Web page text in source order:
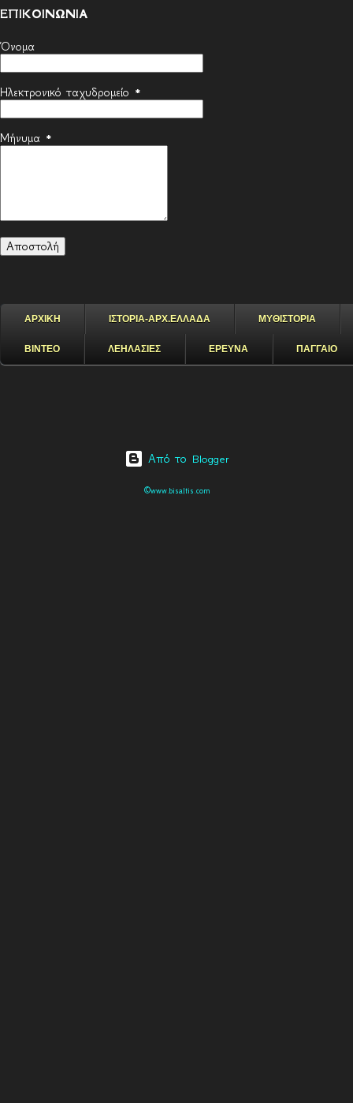
ΕΠΙΚΟΙΝΩΝΙΑ
Όνομα
Ηλεκτρονικό ταχυδρομείο *
Μήνυμα *
ΑΡΧΙΚΗ ΙΣΤΟΡΙΑ-ΑΡΧ.ΕΛΛΑΔΑ ΜΥΘΙΣΤΟΡΙΑ
ΒΙΝΤΕΟ ΛΕΗΛΑΣΙΕΣ ΕΡΕΥΝΑ ΠΑΓΓΑΙΟ
Από το Blogger
©www.bisaltis.com